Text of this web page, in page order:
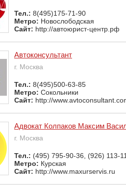
Тел.: 8(495)175-71-90
Метро: Новослободская
Сайт: http://автоюрист-центр.рф
Автоконсультант
г. Москва
Тел.: 8(495)500-63-85
Метро: Сокольники
Сайт: http://
Адвокат Колпаков Максим
г. Москва
Тел.: (495) 795-90-36, (926) 113-
Метро: Курская
Сайт: http://www.maxurservis.ru